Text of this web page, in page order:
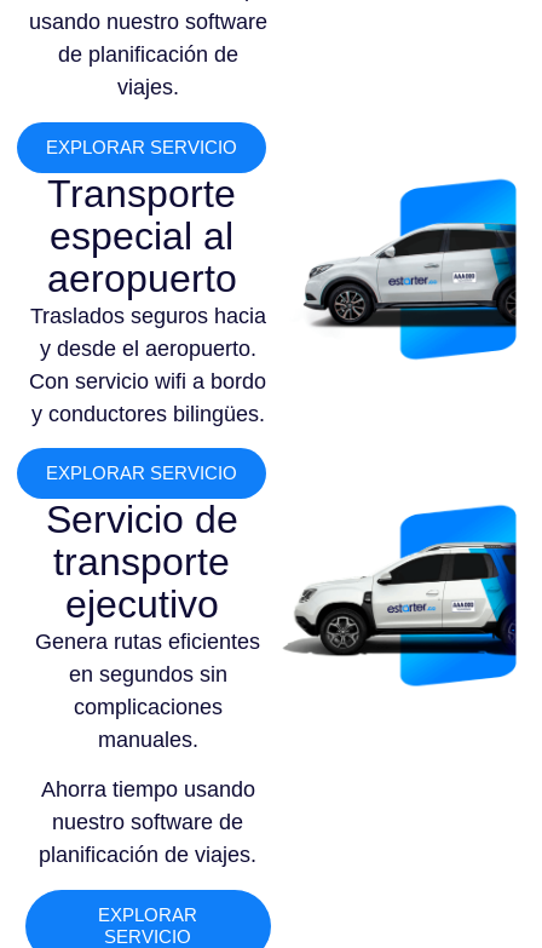
usando nuestro software
de planificación de
viajes.
EXPLORAR SERVICIO
Transporte
especial al
aeropuerto
Traslados seguros hacia
y desde el aeropuerto.
Con servicio wifi a bordo
y conductores bilingües.
EXPLORAR SERVICIO
Servicio de
transporte
ejecutivo
Genera rutas eficientes
en segundos sin
complicaciones
manuales.
Ahorra tiempo usando
nuestro software de
planificación de viajes.
EXPLORAR
SERVICIO